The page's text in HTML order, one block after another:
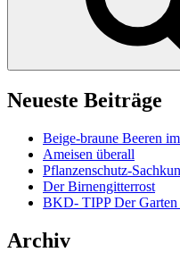
Neueste Beiträge
Beige-braune Beeren
Ameisen überall
Pflanzenschutz-
Der Birnengitterrost
BKD- TIPP Der Garten
Archiv